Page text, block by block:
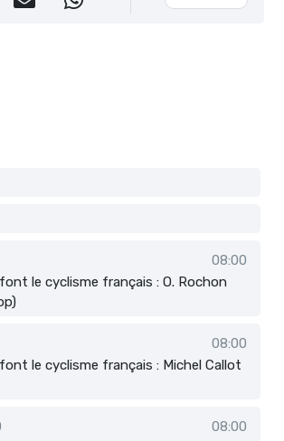
08:00
font le cyclisme français : O. Rochon
08:00
font le cyclisme français : Michel Callot
08:00